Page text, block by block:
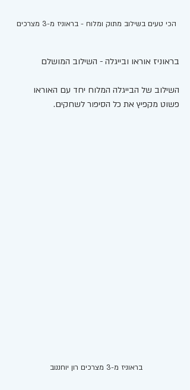
הכי טעים בשילוב מתוק ומלוח - בראוניז מ-3 מצרכים
בראוניז אוראו ובייגלה - השילוב המושלם
השילוב של הבייגלה המלוח יחד עם האוראו
פשוט מקפיץ את כל הסיפור לשחקים.
בראוניז מ-3 מצרכים רון יוחננוב